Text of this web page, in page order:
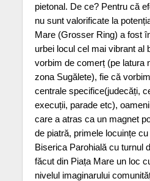
pietonal. De ce? Pentru că
nu sunt valorificate la
Mare (Grosser Ring) a fost
urbei locul cel mai vibrant al
vorbim de comerț (pe latura
zona Sugălete), fie că
centrale specifice(judecăți,
execuții, parade etc),
care a atras ca un magnet
de piatră, primele locuințe
Biserica Parohială cu turnul
făcut din Piața Mare un loc
nivelul imaginarului